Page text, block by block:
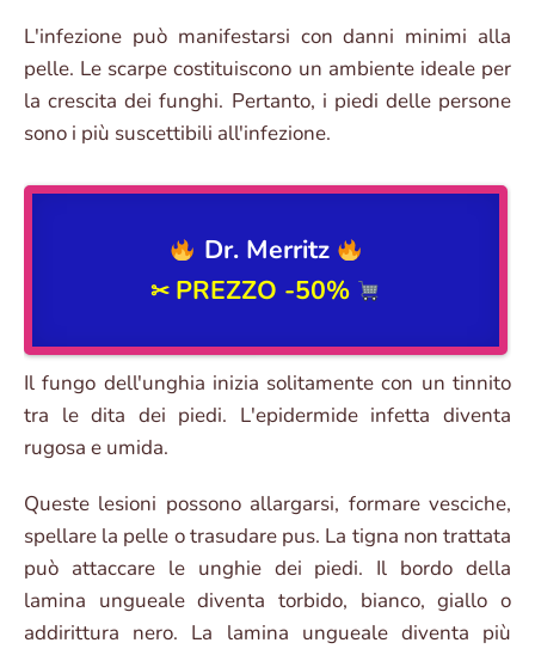
L'infezione può manifestarsi con danni minimi alla
pelle. Le scarpe costituiscono un ambiente ideale per
la crescita dei funghi. Pertanto, i piedi delle persone
sono i più suscettibili all'infezione.
Dr. Merritz
✂ PREZZO -50%
Il fungo dell'unghia inizia solitamente con un tinnito
tra le dita dei piedi. L'epidermide infetta diventa
rugosa e umida.
Queste lesioni possono allargarsi, formare vesciche,
spellare la pelle o trasudare pus. La tigna non trattata
può attaccare le unghie dei piedi. Il bordo della
lamina ungueale diventa torbido, bianco, giallo o
addirittura nero. La lamina ungueale diventa più